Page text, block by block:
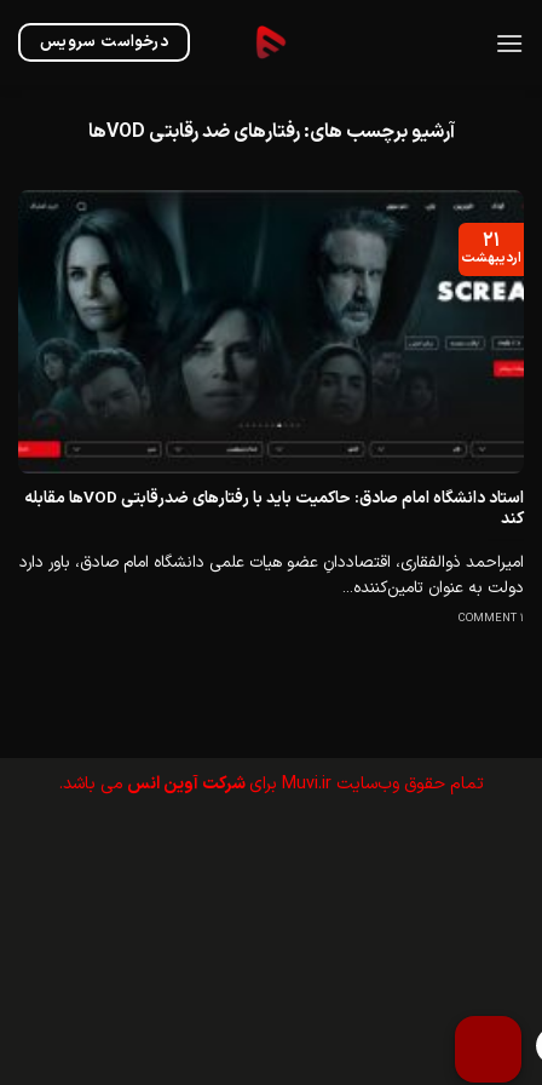
درخواست سرویس
آرشیو برچسب های:رفتارهای ضد رقابتی VODها
استاد دانشگاه امام صادق: حاکمیت باید با رفتارهای ضدرقابتی VODها مقابله
کند
امیراحمد ذوالفقاری، اقتصاددانِ عضو هیات علمی دانشگاه امام صادق، باور دارد
دولت به‌ عنوان تامین‌کننده...
1 COMMENT
۲۱
اردیبهشت
تمام حقوق وب‌سايت Muvi.ir برای شرکت آوین انس می باشد.